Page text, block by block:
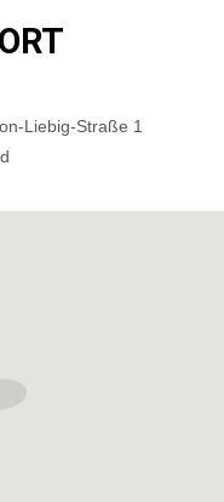
Liebig-Straße 1